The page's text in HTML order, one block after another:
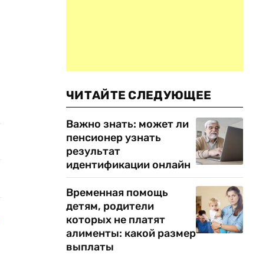
ЧИТАЙТЕ СЛЕДУЮЩЕЕ
Важно знать: может ли
пенсионер узнать
результат
идентификации онлайн
Временная помощь
детям, родители
которых не платят
алименты: какой размер
выплаты